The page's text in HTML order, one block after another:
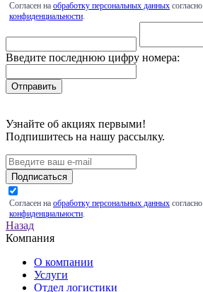
Согласен на обработку персональных данных согласно
конфиденциальности.
Введите последнюю цифру номера:
Узнайте об акциях первыми!
Подпишитесь на нашу рассылку.
Подписаться
Согласен на обработку персональных данных согласно
конфиденциальности.
Назад
Компания
О компании
Услуги
Отдел логистики